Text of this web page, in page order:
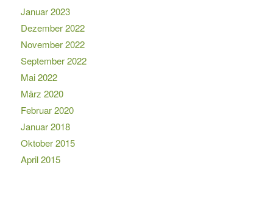
Januar 2023
Dezember 2022
November 2022
September 2022
Mai 2022
März 2020
Februar 2020
Januar 2018
Oktober 2015
April 2015